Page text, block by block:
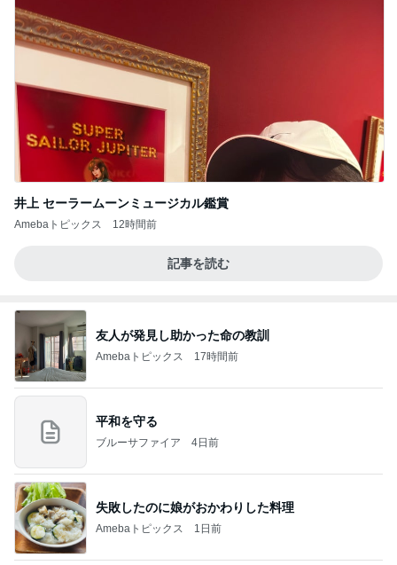
井上 セーラームーンミュージカル鑑賞
Amebaトピックス 12時間前
記事を読む
友人が発見し助かった命の教訓
Amebaトピックス 17時間前
平和を守る
ブルーサファイア 4日前
失敗したのに娘がおかわりした料理
Amebaトピックス 1日前